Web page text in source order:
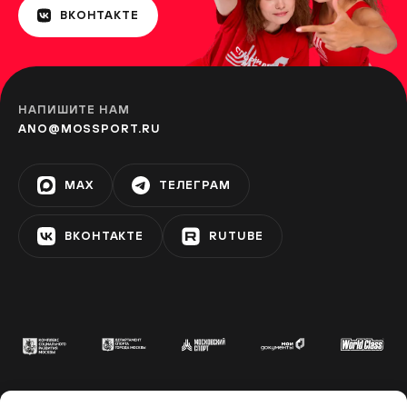
«Серебрякова»
СВИБЛОВО
Парк «Дружбы»
РЕЧНОЙ ВОКЗАЛ
ТИМИРЯЗЕВСКАЯ
ВКОНТАКТЕ
НАПИШИТЕ НАМ
ANO@MOSSPORT.RU
MAX ТЕЛЕГРАМ
ВКОНТАКТЕ RUTUBE